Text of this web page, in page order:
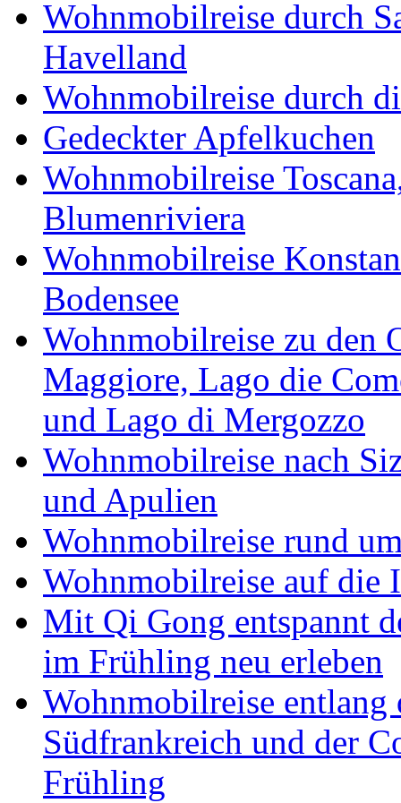
Wohnmobilreise durch
Havelland
Wohnmobilreise durch
Gedeckter Apfelkuchen
Wohnmobilreise
Blumenriviera
Wohnmobilreise
Bodensee
Wohnmobilreise zu den
Maggiore, Lago die
und Lago di Mergozzo
Wohnmobilreise nach
und Apulien
Wohnmobilreise rund
Wohnmobilreise auf die
Mit Qi Gong entspannt
im Frühling neu erleben
Wohnmobilreise
Südfrankreich und der
Frühling